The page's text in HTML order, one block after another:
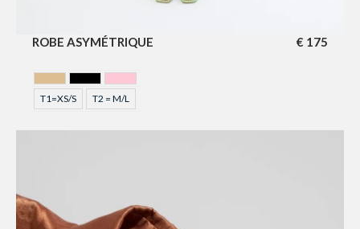
ROBE ASYMÉTRIQUE € 175
BEIGENOIRROSE
T1=XS/S T2 = M/L